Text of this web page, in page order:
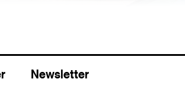
Islamischen Sozial- und
noch aufgeregt vom gestrigen
Newsletter